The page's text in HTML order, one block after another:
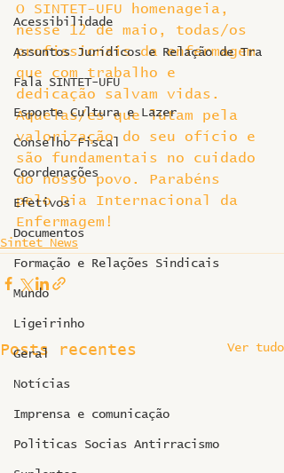
Acessibilidade
Assuntos Jurídicos e Relação de Tra
Fala SINTET-UFU
Esporte Cultura e Lazer
Conselho Fiscal
Coordenações
Efetivos
Documentos
Formação e Relações Sindicais
Mundo
Ligeirinho
Geral
Notícias
Imprensa e comunicação
Politicas Socias Antirracismo
O SINTET-UFU homenageia,
nesse 12 de maio, todas/os
profissionais da enfermagem
que com trabalho e
dedicação salvam vidas.
Aquelas/es que lutam pela
valorização do seu ofício e
são fundamentais no cuidado
do nosso povo. Parabéns
pelo Dia Internacional da
Enfermagem!
Sintet News
Posts recentes Ver tudo